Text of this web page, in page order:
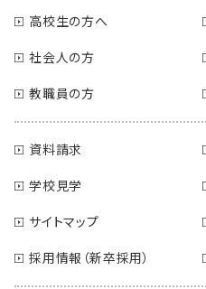
高校生の方へ
社会人の方
教職員の方
資料請求
学校見学
サイトマップ
採用情報（新卒採用）